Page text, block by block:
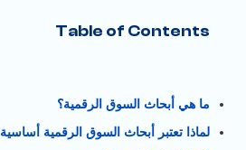
Table of Contents
ما هي أبحاث السوق الرقمية؟
لماذا تعتبر أبحاث السوق الرقمية